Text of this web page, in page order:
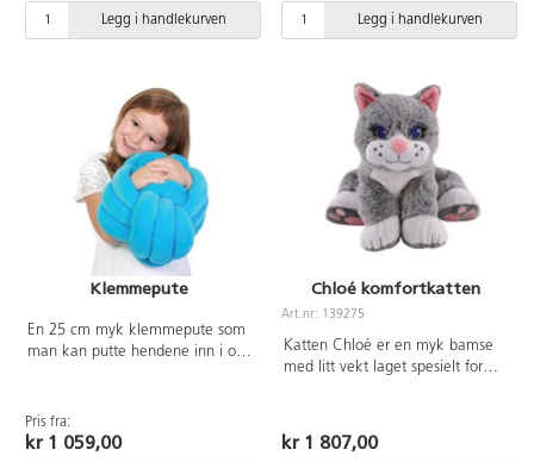
batterier som følger med. Mål:
40x21x21x cm. Fra 4 år.
Legg i handlekurven
eller på skuldrene eller bare sitte
ved siden av deg. Det er også
noe som gir en taktil opplevelse.
Pose med keramikkperler som
kan varmes i mikrobølgeovn eller
legges i fryseren. Vekt: 1,1 kg.
Legg i handlekurven
Klemmepute
En 25 cm myk klemmepute som
man kan putte hendene inn i og
sensoriske følelsen av trygghet,
ro og varme.
Pris fra:
kr 1 059,00
Chloé komfortkatten
Art.nr: 139275
Katten Chloé er en myk bamse
med litt vekt laget spesielt for
sensoriske opplevelser. En pose
med keramiske perler kan tas ut
kr 1 807,00